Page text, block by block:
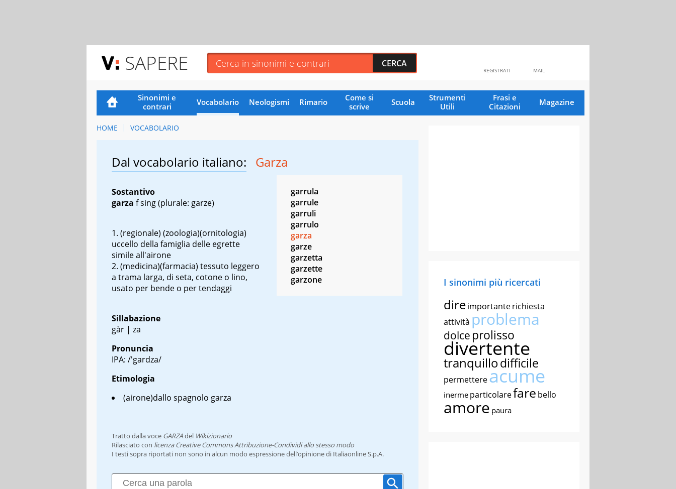
SAPERE MAIL
REGISTRATI
Sinonimi e
contrari
Vocabolario Neologismi Rimario
Come si
scrive
Scuola
Strumenti
Utili
Frasi e
Citazioni
Magazine
HOME VOCABOLARIO
Dal vocabolario italiano: Garza
Sostantivo
garza f sing(plurale: garze)
(regionale) (zoologia)(ornitologia)
uccello della famiglia delle egrette
simile all'airone
(medicina)(farmacia) tessuto leggero
a trama larga, di seta, cotone o lino,
usato per bende o per tendaggi
Sillabazione
gàr | za
Pronuncia
IPA: /'gardza/
Etimologia
(airone)dallo spagnolo garza
garrula
garrule
garruli
garrulo
garza
garze
garzetta
garzette
garzone
Tratto dalla voce GARZAdel Wikizionario
Rilasciato con licenza Creative Commons Attribuzione-Condividi allo stesso modo
I testi sopra riportati non sono in alcun modo espressione dell’opinione di Italiaonline S.p.A.
I sinonimi più ricercati
direimportanterichiesta
attività problema
dolce prolisso
divertente
tranquillodifficile
permettereacume
inerme particolarefare bello
amore paura